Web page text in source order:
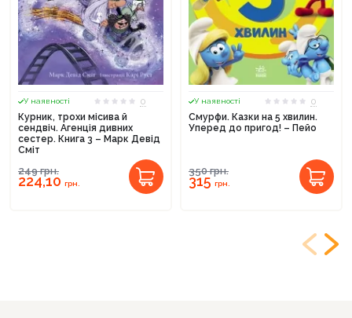
У наявності
0
Курник, трохи місива й
сендвіч. Агенція дивних
сестер. Книга 3 – Марк Девід
Сміт
249грн.
224,10 грн.
У наявності
0
Смурфи. Казки на 5 хвилин.
Уперед до пригод! – Пейо
350грн.
315грн.